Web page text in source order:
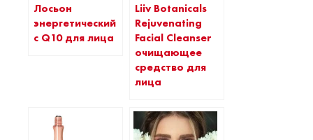
Лосьон
энергетический
с Q10 для лица
Liiv Botanicals
Rejuvenating
Facial Cleanser
очищающее
средство для
лица